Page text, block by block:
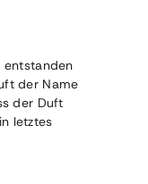
entstanden
der Name
der Duft
letztes